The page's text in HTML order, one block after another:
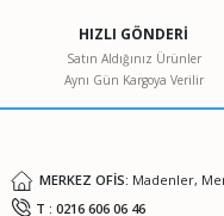
Ürün bilgilerinde
Ürün fiyatı diğer
HIZLI GÖNDERİ
Satın Aldığınız Ürünler
Aynı Gün Kargoya Verilir
MERKEZ OFİS: Madenler,
T : 0216 606 06 46